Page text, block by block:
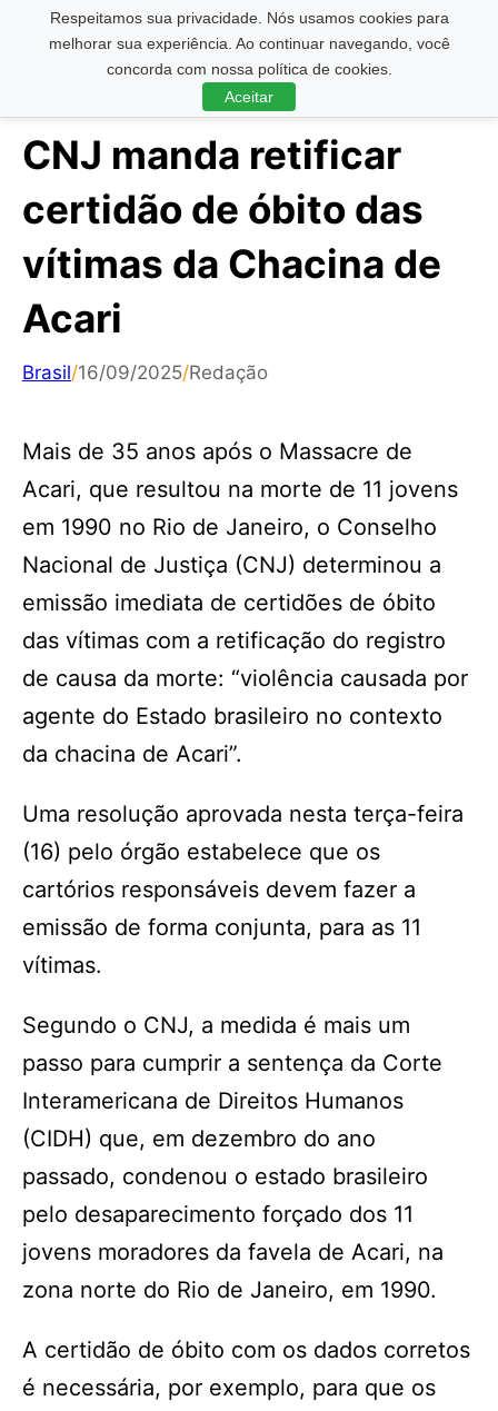
Respeitamos sua privacidade. Nós usamos cookies para
melhorar sua experiência. Ao continuar navegando, você
concorda com nossa política de cookies.
Aceitar
Pesquisar ...
CNJ manda retificar
certidão de óbito das
vítimas da Chacina de
Acari
Brasil/16/09/2025/Redação
Mais de 35 anos após o Massacre de
Acari, que resultou na morte de 11 jovens
em 1990 no Rio de Janeiro, o Conselho
Nacional de Justiça (CNJ) determinou a
emissão imediata de certidões de óbito
das vítimas com a retificação do registro
de causa da morte: “violência causada por
agente do Estado brasileiro no contexto
da chacina de Acari”.
Uma resolução aprovada nesta terça-feira
(16) pelo órgão estabelece que os
cartórios responsáveis devem fazer a
emissão de forma conjunta, para as 11
vítimas.
Segundo o CNJ, a medida é mais um
passo para cumprir a sentença da Corte
Interamericana de Direitos Humanos
(CIDH) que, em dezembro do ano
passado, condenou o estado brasileiro
pelo desaparecimento forçado dos 11
jovens moradores da favela de Acari, na
zona norte do Rio de Janeiro, em 1990.
A certidão de óbito com os dados corretos
é necessária, por exemplo, para que os